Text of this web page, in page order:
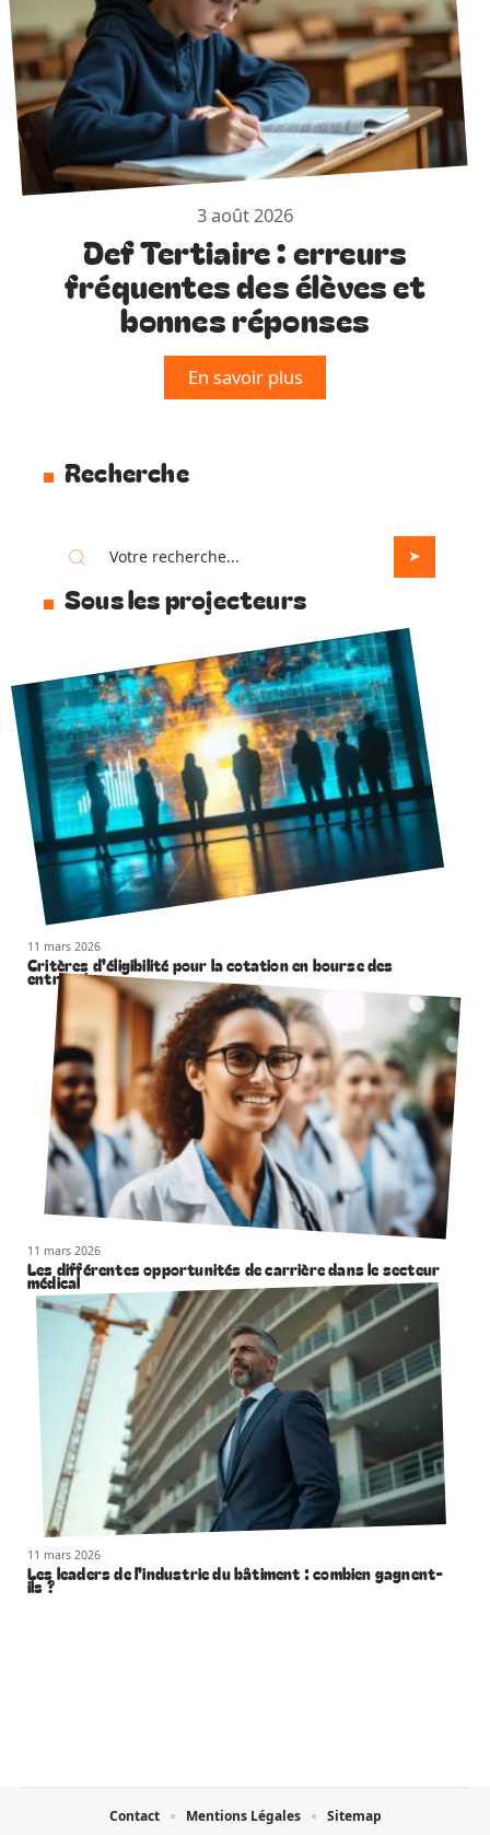
3 août 2026
Def Tertiaire : erreurs
fréquentes des élèves et
bonnes réponses
En savoir plus
Recherche
Sous les projecteurs
11 mars 2026
Critères d’éligibilité pour la cotation en bourse des
entreprises
11 mars 2026
Les différentes opportunités de carrière dans le secteur
médical
11 mars 2026
Les leaders de l’industrie du bâtiment : combien gagnent-
ils ?
Contact Mentions Légales Sitemap